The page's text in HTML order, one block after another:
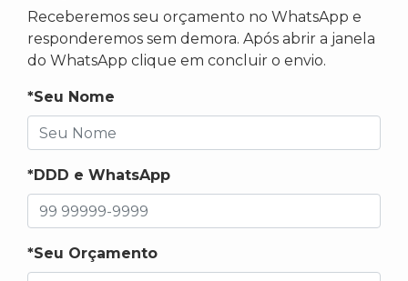
Receberemos seu orçamento no WhatsApp e
responderemos sem demora. Após abrir a janela
do WhatsApp clique em concluir o envio.
*Seu Nome
*DDD e WhatsApp
*Seu Orçamento